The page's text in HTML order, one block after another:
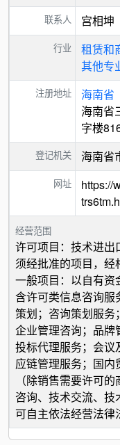
联系人 宫相坤
行业 租赁和
其他专
注册地址 海南省
海南省
字楼
登记机关 海南省
网址
https://
经营范围
许可项目：技术进出
须经批准的项目，经
一般项目：以自有
含许可类信息咨询服
策划；咨询策划服务
企业管理咨询；品牌
投标代理服务；会
应链管理服务；国
（除销售需要许可
咨询、技术交流、技
可自主依法经营法律